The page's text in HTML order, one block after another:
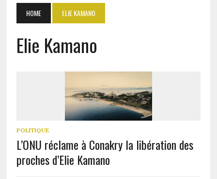
HOME ELIE KAMANO
Elie Kamano
POLITIQUE
L’ONU réclame à Conakry la libération des
proches d’Elie Kamano